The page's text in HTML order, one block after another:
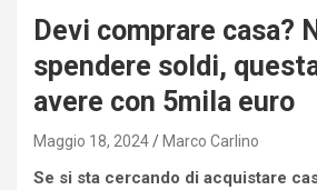
Devi comprare casa?
spendere soldi,
avere con 5mila euro
Maggio 18, 2024 Marco Carlino
Se si sta cercando di acquistare